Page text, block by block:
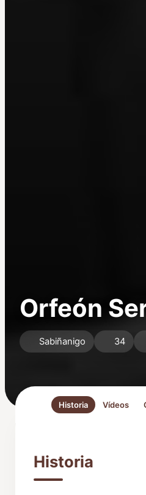
Orfeón
Sabiñanigo 34
Historia Vídeos
Historia